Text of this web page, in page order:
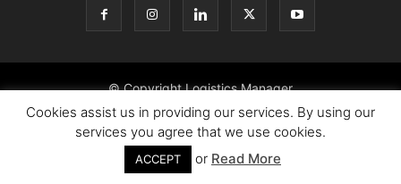
© Copyright Logistics Manager
Cookies assist us in providing our services. By using our
services you agree that we use cookies.
ACCEPT or Read More